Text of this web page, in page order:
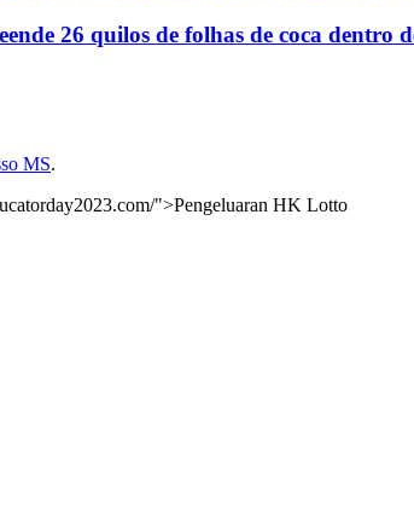
26 quilos de folhas de coca dentro
MS.
">Pengeluaran HK Lotto